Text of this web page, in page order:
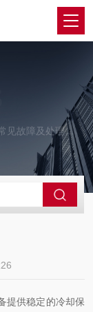
故障及处理方法
提供稳定的冷却保